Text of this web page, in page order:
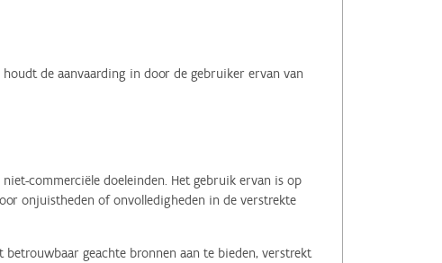
de aanvaarding in door de gebruiker ervan van
commerciële doeleinden. Het gebruik ervan is op
onjuistheden of onvolledigheden in de verstrekte
geachte bronnen aan te bieden, verstrekt